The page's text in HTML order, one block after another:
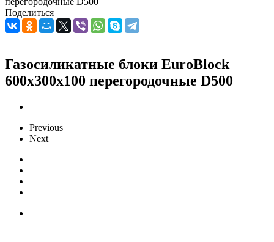
Поделиться
Газосиликатные блоки EuroBlock
600х300х100 перегородочные D500
Previous
Next